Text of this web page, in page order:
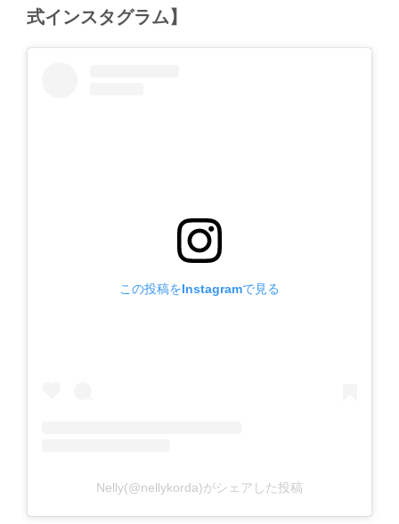
式インスタグラム】
この投稿をInstagramで見る
Nelly(@nellykorda)がシェアした投稿